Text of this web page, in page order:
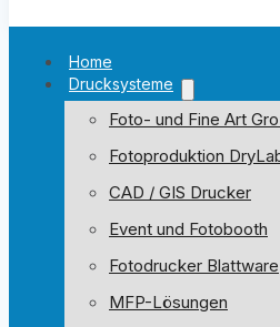
Home
Drucksysteme
Foto- und Fine Art
Fotoproduktion
CAD / GIS Drucker
Event und Fotobooth
Fotodrucker Blattware
MFP-Lösungen